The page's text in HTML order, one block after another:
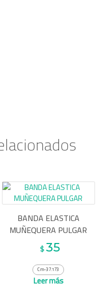
BANDA ELASTICA
MUÑEQUERA PULGAR
$ 35
Cm-37.173
Leer más